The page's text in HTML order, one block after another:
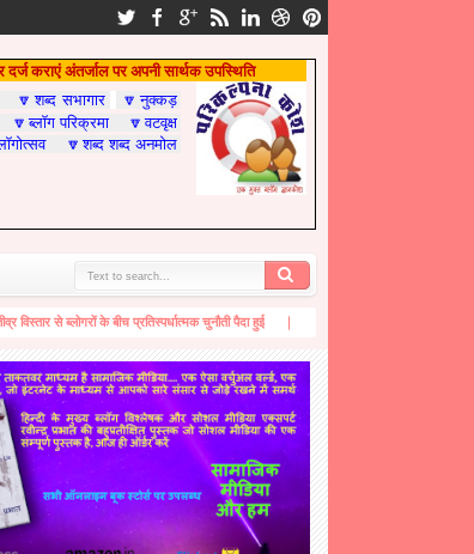
कराएं अंतर्जाल पर अपनी सार्थक उपस्थिति
🔽शब्द सभागार 🔽नुक्कड़
🔽ब्लॉग परिक्रमा 🔽वटवृक्ष
🔽शब्द शब्द अनमोल
से ब्लोगरों के बीच प्रतिस्पर्धात्मक चुनौती पैदा हुई 6:30 PM